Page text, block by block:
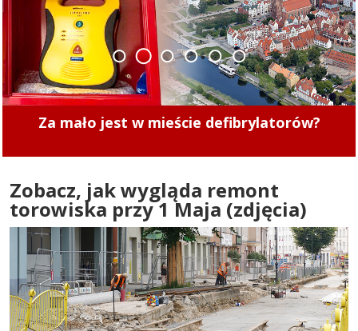
Mistrzowie Parkowania w Elblągu (część 495)
1 2 3 4 5 6
Zobacz, jak wygląda remont
torowiska przy 1 Maja (zdjęcia)